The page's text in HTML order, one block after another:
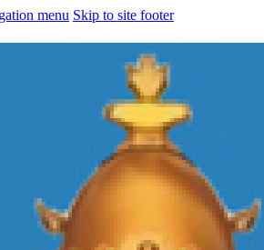
menu Skip to site footer